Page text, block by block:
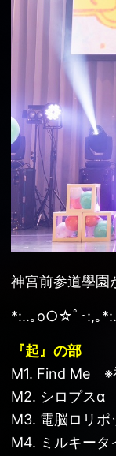
神宮前参道學園
*:..｡o○☆ﾟ･:,｡
『起』の部
M1. Find Me ※
M2. シロプスα
M3. 電脳ロリポ
M4. ミルキータ